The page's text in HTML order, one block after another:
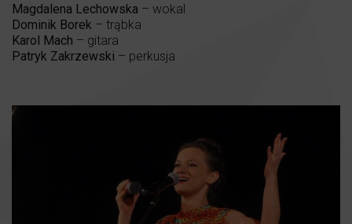
Magdalena Lechowska – wokal
Dominik Borek – trąbka
Karol Mach – gitara
Patryk Zakrzewski – perkusja